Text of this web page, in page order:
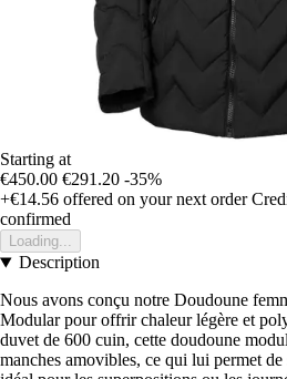
Starting at
€450.00 €291.20 -35%
+€14.56 offered on your next order
confirmed
Loading...
Description
Nous avons conçu notre Doudoune
Modular pour offrir chaleur légère et
duvet de 600 cuin, cette doudoune
manches amovibles, ce qui lui permet